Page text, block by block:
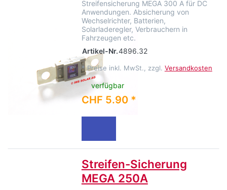
Streifensicherung MEGA 300 A für DC
Anwendungen. Absicherung von
Wechselrichter, Batterien,
Solarladeregler, Verbrauchern in
Fahrzeugen etc.
Artikel-Nr.4896.32
* Preise inkl. MwSt., zzgl. Versandkosten
verfügbar
CHF 5.90 *
Streifen-Sicherung
MEGA 250A